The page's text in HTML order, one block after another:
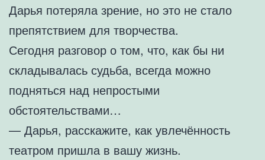
Дарья потеряла зрение, но это не стало
препятствием для творчества.
Сегодня разговор о том, что, как бы ни
складывалась судьба, всегда можно
подняться над непростыми
обстоятельствами…
— Дарья, расскажите, как увлечённость
театром пришла в вашу жизнь.